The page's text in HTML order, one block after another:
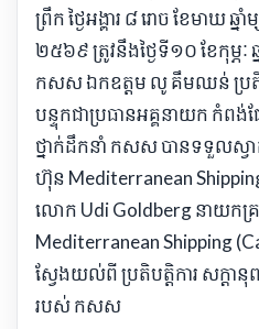
ព្រឹក ថ្ងៃអង្គារ ៨ រោច ខែមាឃ ឆ្
២៥៦៩ ត្រូវនឹងថ្ងៃទី១០ ខែកុម្ភ
កសស ឯកឧត្តម លូ គឹមឈន់ ប្រតិភូ
បន្ទុកជាប្រធានអគ្គនាយក កំព
ថ្នាក់ដឹកនាំ កសស បានទទួលស្វ
ហ៊ុន Mediterranean
លោក Udi Goldberg នាយកគ្
Mediterranean Shipping
ស្វែងយល់ពី ប្រតិបត្តិការ សក្តានុ
របស់ កសស